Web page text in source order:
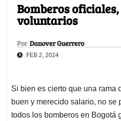
Bomberos
voluntarios
Por Danover Guerrero
FEB 2, 2024
Si bien es cierto que una rama
buen y merecido salario, no se
todos los bomberos en Bogotá